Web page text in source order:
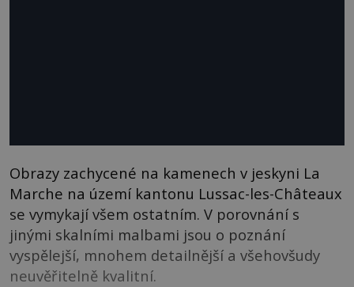
Obrazy zachycené na kamenech v jeskyni La
Marche na území kantonu Lussac-les-Châteaux
se vymykají všem ostatním. V porovnání s
jinými skalními malbami jsou o poznání
vyspělejší, mnohem detailnější a všehovšudy
neuvěřitelně kvalitní.